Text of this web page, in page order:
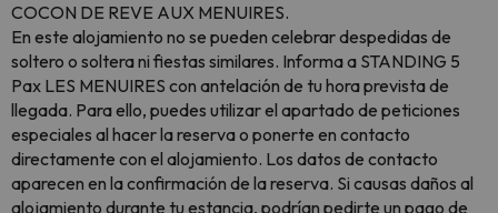
COCON DE REVE AUX MENUIRES.
En este alojamiento no se pueden celebrar despedidas de
soltero o soltera ni fiestas similares. Informa a STANDING 5
Pax LES MENUIRES con antelación de tu hora prevista de
llegada. Para ello, puedes utilizar el apartado de peticiones
especiales al hacer la reserva o ponerte en contacto
directamente con el alojamiento. Los datos de contacto
aparecen en la confirmación de la reserva. Si causas daños al
alojamiento durante tu estancia, podrían pedirte un pago de